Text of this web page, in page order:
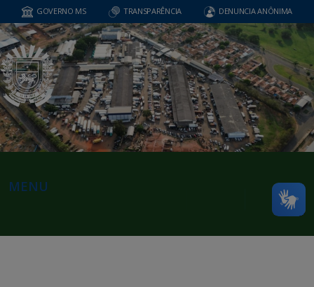
GOVERNO MS TRANSPARÊNCIA DENUNCIA ANÔNIMA
MENU